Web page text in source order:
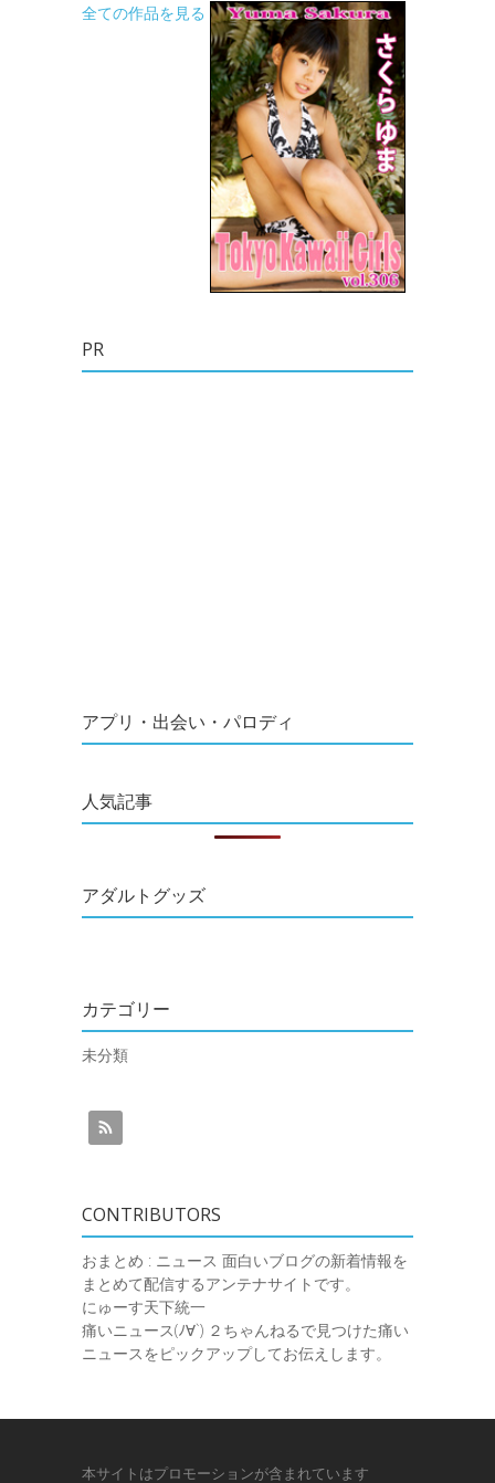
全ての作品を見る
PR
アプリ・出会い・パロディ
人気記事
アダルトグッズ
カテゴリー
未分類
CONTRIBUTORS
おまとめ : ニュース 面白いブログの新着情報を
まとめて配信するアンテナサイトです。
にゅーす天下統一
痛いニュース(ﾉ∀`) ２ちゃんねるで見つけた痛い
ニュースをピックアップしてお伝えします。
本サイトはプロモーションが含まれています